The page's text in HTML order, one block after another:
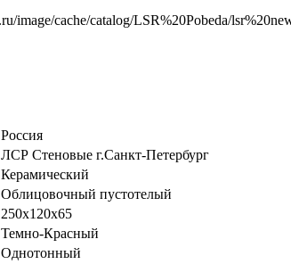
Россия
ЛСР Стеновые г.Санкт-Петербург
Керамический
Облицовочный пустотелый
250х120х65
Темно-Красный
Однотонный